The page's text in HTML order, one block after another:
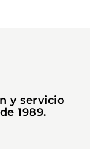
y servicio
1989.